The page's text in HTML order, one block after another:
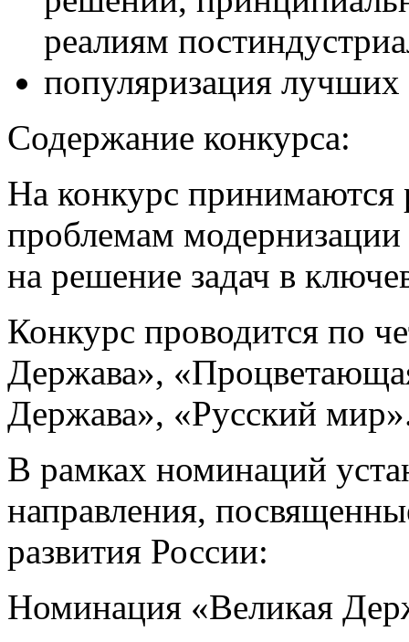
реалиям
популяризация лучших
Содержание конкурса:
На конкурс
проблемам
на решение задач в
Конкурс проводится по
Держава»,
Держава», «Русский
В рамках номинаций
направления,
развития России:
Номинация «Великая